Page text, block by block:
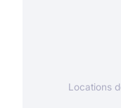
Locations